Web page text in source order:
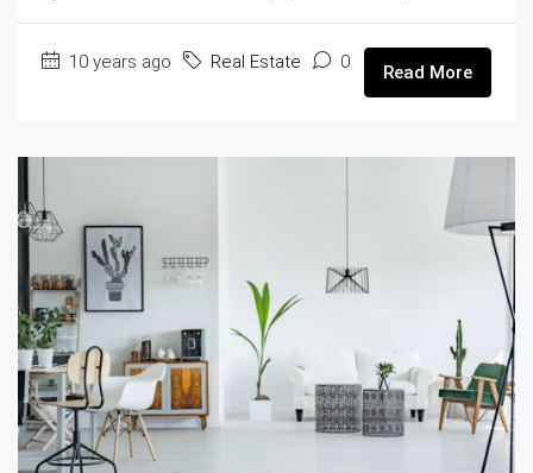
10 years ago Real Estate 0 Read More